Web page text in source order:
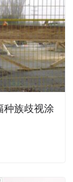
种族歧视涂